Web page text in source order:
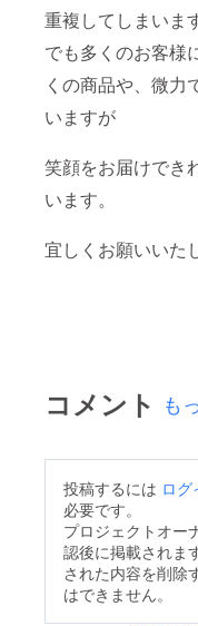
重複してしまいま
でも多くのお客様
くの商品や、微力
いますが
笑顔をお届けでき
います。
宜しくお願いいた
コメント も
投稿するには ログ
必要です。
プロジェクトオー
認後に掲載されま
された内容を削除
はできません。